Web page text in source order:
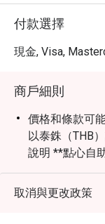
付款選擇
現金, Visa,
商戶細則
價格和條款可
以泰銖（THB
說明 **點心自
湯和一份甜點
與單點菜單、
童政策：4-11
取消與更改政策